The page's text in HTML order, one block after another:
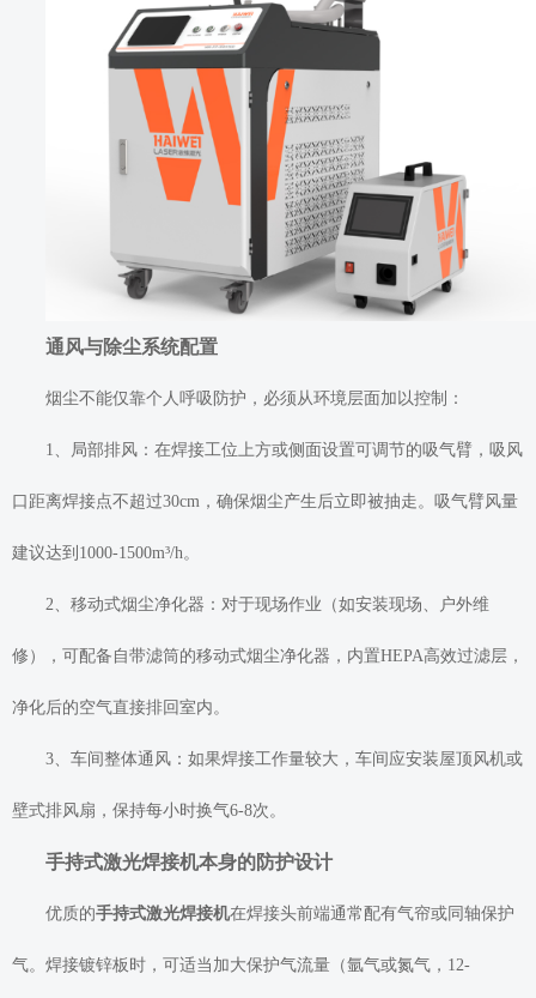
通风与除尘系统配置
烟尘不能仅靠个人呼吸防护，必须从环境层面加以控制：
1、局部排风：在焊接工位上方或侧面设置可调节的吸气臂，吸风
口距离焊接点不超过30cm，确保烟尘产生后立即被抽走。吸气臂风量
建议达到1000-1500m³/h。
2、移动式烟尘净化器：对于现场作业（如安装现场、户外维
修），可配备自带滤筒的移动式烟尘净化器，内置HEPA高效过滤层，
净化后的空气直接排回室内。
3、车间整体通风：如果焊接工作量较大，车间应安装屋顶风机或
壁式排风扇，保持每小时换气6-8次。
手持式激光焊接机本身的防护设计
优质的手持式激光焊接机在焊接头前端通常配有气帘或同轴保护
气。焊接镀锌板时，可适当加大保护气流量（氩气或氮气，12-